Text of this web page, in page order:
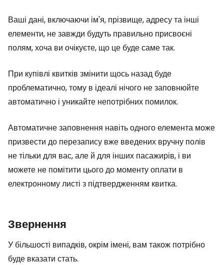
Ваші дані, включаючи ім'я, прізвище, адресу та інші
елементи, не завжди будуть правильно присвоєні
полям, хоча ви очікуєте, що це буде саме так.
При купівлі квитків змінити щось назад буде
проблематично, тому в ідеалі нічого не заповнюйте
автоматично і уникайте непотрібних помилок.
Автоматичне заповнення навіть одного елемента може
призвести до перезапису вже введених вручну полів
не тільки для вас, але й для інших пасажирів, і ви
можете не помітити цього до моменту оплати в
електронному листі з підтвердженням квитка.
Звернення
У більшості випадків, окрім імені, вам також потрібно
буде вказати стать.